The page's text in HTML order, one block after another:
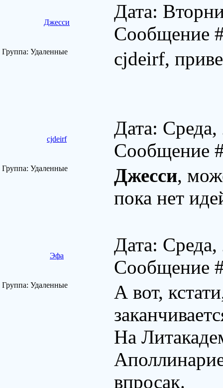
Джесси
Дата:
Сообщение
Группа: Удаленные cjdeirf,
cjdeirf
Дата:
Сообщение
Группа: Удаленные Джесси,
пока нет
Эфа
Дата:
Сообщение
Группа: Удаленные
А вот,
На
впросак.